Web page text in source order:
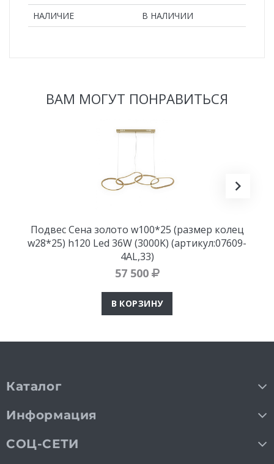
НАЛИЧИЕ В НАЛИЧИИ
ВАМ МОГУТ ПОНРАВИТЬСЯ
Подвес Сена золото w100*25 (размер колец
w28*25) h120 Led 36W (3000K) (артикул:07609-
4AL,33)
57 500
В КОРЗИНУ
Каталог
Информация
СОЦ-СЕТИ